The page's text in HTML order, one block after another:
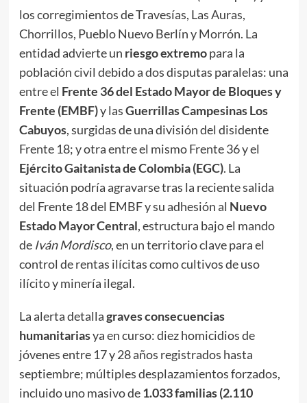
los corregimientos de Travesías, Las Auras,
Chorrillos, Pueblo Nuevo Berlín y Morrón. La
entidad advierte un riesgo extremopara la
población civil debido a dos disputas paralelas: una
entre el Frente 36 del Estado Mayor de Bloques y
Frente (EMBF)y lasGuerrillas Campesinas Los
Cabuyos, surgidas de una división del disidente
Frente 18; y otra entre el mismo Frente 36 y el
Ejército Gaitanista de Colombia (EGC). La
situación podría agravarse tras la reciente salida
del Frente 18 del EMBF y su adhesión al Nuevo
Estado Mayor Central, estructura bajo el mando
de Iván Mordisco, en un territorio clave para el
control de rentas ilícitas como cultivos de uso
ilícito y minería ilegal.
La alerta detallagraves consecuencias
humanitariasya en curso: diez homicidios de
jóvenes entre 17 y 28 años registrados hasta
septiembre; múltiples desplazamientos forzados,
incluido uno masivo de1.033 familias (2.110